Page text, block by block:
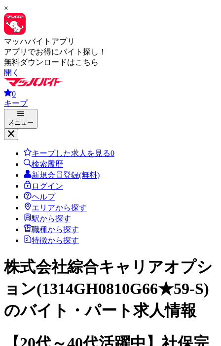
×
マッハバイトアプリ
アプリでお得にバイト探し！
無料ダウンロードはこちら
開く
0
キープ
メニュー
キープした求人を見る0
検索履歴
新規会員登録(無料)
ログイン
ヘルプ
エリアから探す
駅から探す
職種から探す
特徴から探す
株式会社綜合キャリアオプシ
ョン(1314GH0810G66★59-S)
のバイト・パート求人情報